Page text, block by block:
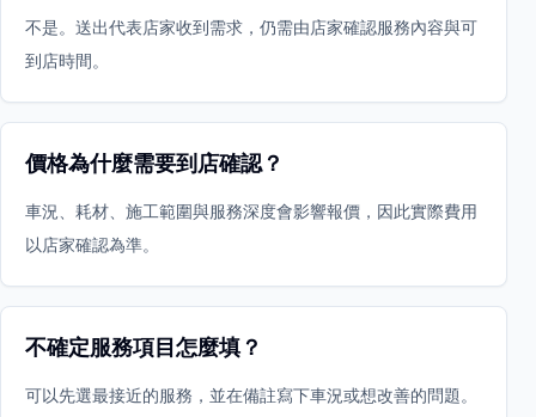
不是。送出代表店家收到需求，仍需由店家確認服務內容與可
到店時間。
價格為什麼需要到店確認？
車況、耗材、施工範圍與服務深度會影響報價，因此實際費用
以店家確認為準。
不確定服務項目怎麼填？
可以先選最接近的服務，並在備註寫下車況或想改善的問題。